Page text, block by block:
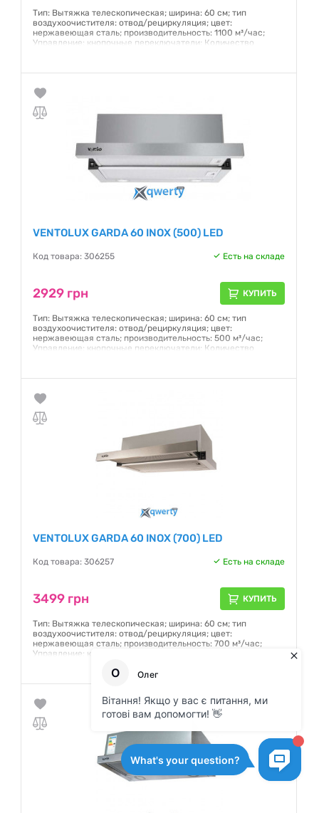
Тип: Вытяжка телескопическая; ширина: 60 см; тип
воздухоочистителя: отвод/рециркуляция; цвет:
нержавеющая сталь; производительность: 1100 м³/час;
Управление: кнопочные переключатели; Количество
Гарантия:12 месяцев
VENTOLUX GARDA 60 INOX (500) LED
Код товара: 306255 Есть на складе
2929 грн КУПИТЬ
Тип: Вытяжка телескопическая; ширина: 60 см; тип
воздухоочистителя: отвод/рециркуляция; цвет:
нержавеющая сталь; производительность: 500 м³/час;
Управление: кнопочные переключатели; Количество
Гарантия:12 месяцев
VENTOLUX GARDA 60 INOX (700) LED
Код товара: 306257 Есть на складе
3499 грн КУПИТЬ
Тип: Вытяжка телескопическая; ширина: 60 см; тип
воздухоочистителя: отвод/рециркуляция; цвет:
нержавеющая сталь; производительность: 700 м³/час;
Управление: кнопочные переключатели; Количество
Гарантия:12 месяцев